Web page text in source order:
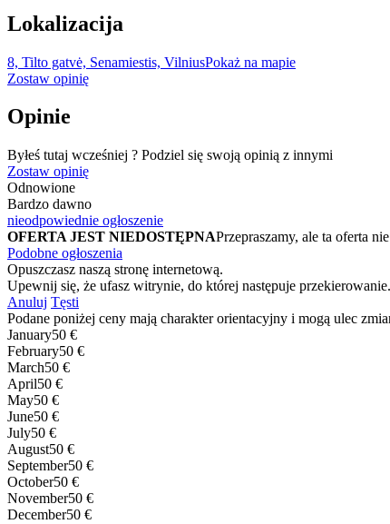
Lokalizacija
8, Tilto gatvė, Senamiestis, VilniusPokaż na mapie
Zostaw opinię
Opinie
Byłeś tutaj wcześniej ? Podziel się swoją opinią z innymi
Zostaw opinię
Odnowione
Bardzo dawno
nieodpowiednie ogłoszenie
OFERTA JEST NIEDOSTĘPNAPrzepraszamy, ale ta oferta
Podobne ogłoszenia
Opuszczasz naszą stronę internetową.
Upewnij się, że ufasz witrynie, do której następuje przekierowanie.
Anuluj Tęsti
Podane poniżej ceny mają charakter orientacyjny i mogą ulec
January50 €
February50 €
March50 €
April50 €
May50 €
June50 €
July50 €
August50 €
September50 €
October50 €
November50 €
December50 €